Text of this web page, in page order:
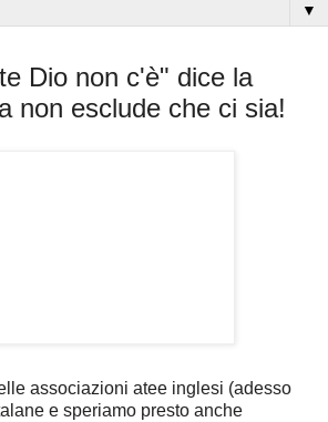
▼
Dio non c'è" dice la
non esclude che ci sia!
associazioni atee inglesi (adesso
e speriamo presto anche